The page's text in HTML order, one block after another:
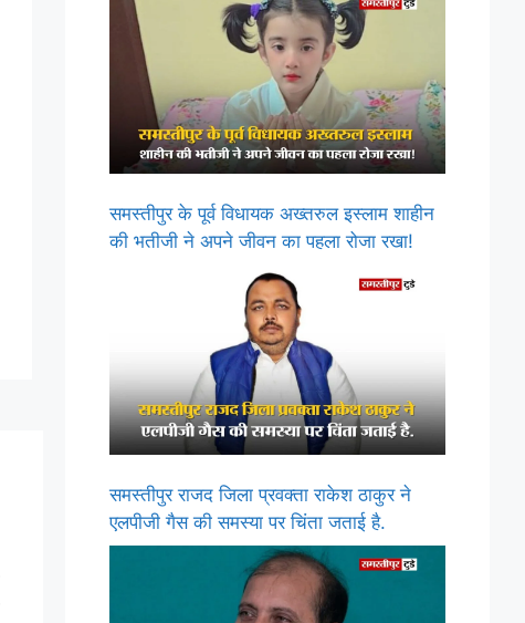
समस्तीपुर के पूर्व विधायक अख्तरुल इस्लाम शाहीन
की भतीजी ने अपने जीवन का पहला रोजा रखा!
समस्तीपुर राजद जिला प्रवक्ता राकेश ठाकुर ने
एलपीजी गैस की समस्या पर चिंता जताई है.